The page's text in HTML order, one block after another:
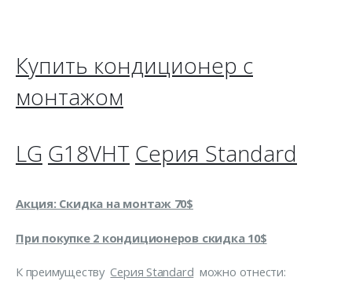
Купить кондиционер с
монтажом
LG G18VHT Серия Standard
Акция: Скидка на монтаж 70$
При покупке 2 кондиционеров скидка 10$
К преимуществуСерияStandard можно отнести: